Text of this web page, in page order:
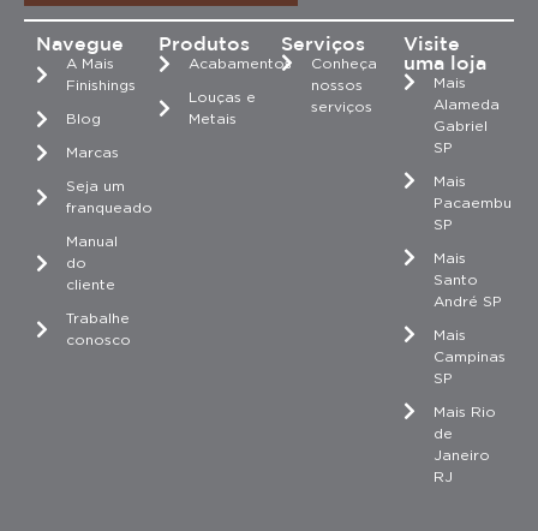
Navegue
A Mais
Finishings
Blog
Marcas
Seja um
franqueado
Manual
do
cliente
Trabalhe
conosco
Produtos
Acabamentos
Louças e
Metais
Serviços
Conheça
nossos
serviços
Visite
uma loja
Mais
Alameda
Gabriel
SP
Mais
Pacaembu
SP
Mais
Santo
André SP
Mais
Campinas
SP
Mais Rio
de
Janeiro
RJ